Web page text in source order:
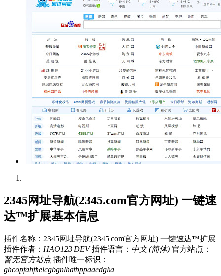
2345网址导航(2345.com官方网址) 一键速
达™扩展基本信息
插件名称：2345网址导航(2345.com官方网址) 一键速达™扩展
插件作者： HAO123 DEV 插件语言： 中文 (简体) 官方站点：
暂无官方站点 插件唯一标识：
ghcopfahfhelcgbgnlhafbppaaedglia